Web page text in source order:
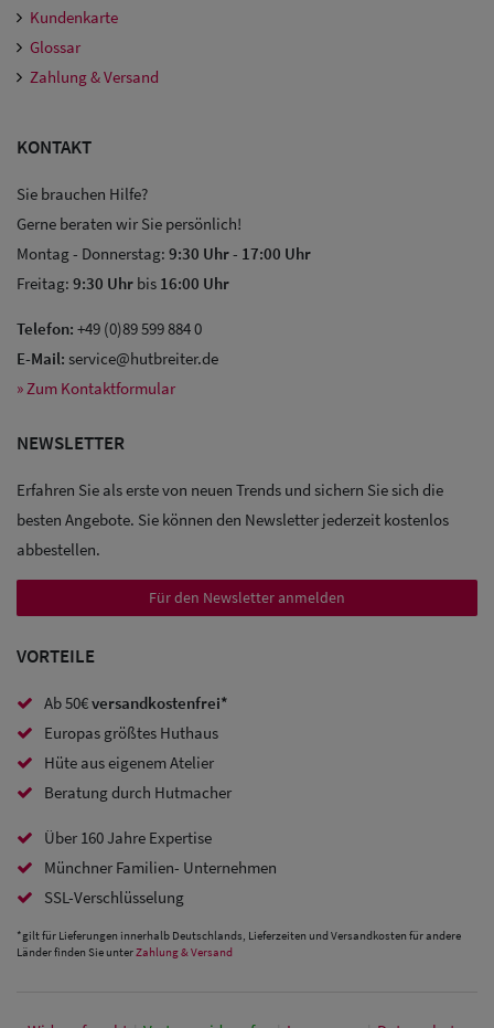
Sale: Caps
Caps
Sale:
Caps
Sale: Caps
mit
Kundenkarte
Glossar
Zahlung & Versand
KONTAKT
Sie brauchen Hilfe?
Gerne beraten wir Sie persönlich!
Montag - Donnerstag: 9:30 Uhr- 17:00 Uhr
Freitag: 9:30 Uhr bis 16:00 Uhr
Telefon: +49 (0)89 599 884 0
E-Mail: service@hutbreiter.de
» Zum Kontaktformular
NEWSLETTER
Erfahren Sie als erste von neuen Trends und sichern Sie sich die
besten Angebote. Sie können den Newsletter jederzeit kostenlos
abbestellen.
Für den Newsletter anmelden
VORTEILE
Ab 50€versandkostenfrei*
Europas größtes Huthaus
Hüte aus eigenem Atelier
Beratung durch Hutmacher
Über 160 Jahre Expertise
Münchner Familien- Unternehmen
SSL-Verschlüsselung
*gilt für Lieferungen innerhalb Deutschlands, Lieferzeiten und Versandkosten für andere
Länder finden Sie unterZahlung & Versand